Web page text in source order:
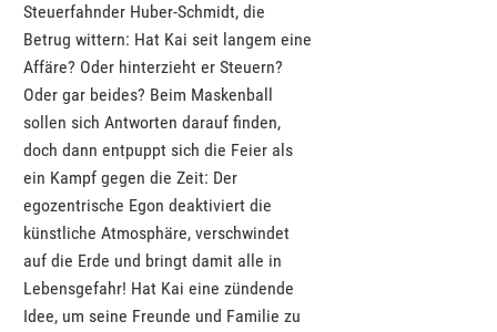
Steuerfahnder Huber-Schmidt, die
Betrug wittern: Hat Kai seit langem eine
Affäre? Oder hinterzieht er Steuern?
Oder gar beides? Beim Maskenball
sollen sich Antworten darauf finden,
doch dann entpuppt sich die Feier als
ein Kampf gegen die Zeit: Der
egozentrische Egon deaktiviert die
künstliche Atmosphäre, verschwindet
auf die Erde und bringt damit alle in
Lebensgefahr! Hat Kai eine zündende
Idee, um seine Freunde und Familie zu